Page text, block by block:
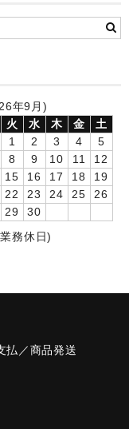
年9月)
火 水 木 金
土
1
2 3 4
5
8 9 10 11
12
15 16 17 18
19
22 23 24 25
26
29
30
務休日)
払／商品発送